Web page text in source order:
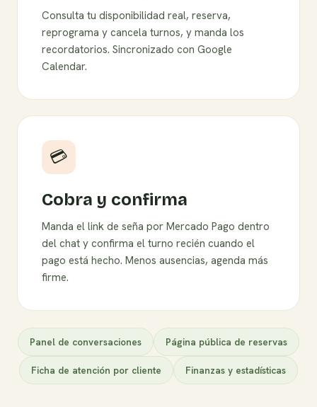
Consulta tu disponibilidad real, reserva,
reprograma y cancela turnos, y manda los
recordatorios. Sincronizado con Google
Calendar.
💳
Cobra y confirma
Manda el link de seña por Mercado Pago dentro
del chat y confirma el turno recién cuando el
pago está hecho. Menos ausencias, agenda más
firme.
Panel de conversaciones Página pública de reservas
Ficha de atención por cliente Finanzas y estadísticas